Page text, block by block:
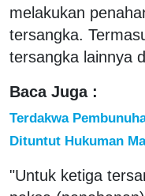
melakukan
tersangka.
tersangka lainnya
Baca Juga :
Terdakwa
Dituntut Hukuman
"Untuk ketiga